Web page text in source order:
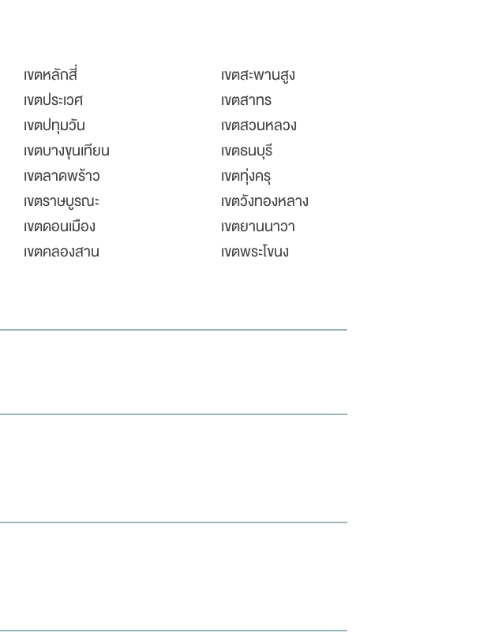
เขตหลักสี่
เขตประเวศ
เขตปทุมวัน
เขตบางขุนเทียน
เขตลาดพร้าว
เขตราษบูรณะ
เขตดอนเมือง
เขตคลองสาน
เขตสะพานสูง
เขตสาทร
เขตสวนหลวง
เขตธนบุรี
เขตทุ่งครุ
เขตวังทองหลาง
เขตยานนาวา
เขตพระโขนง